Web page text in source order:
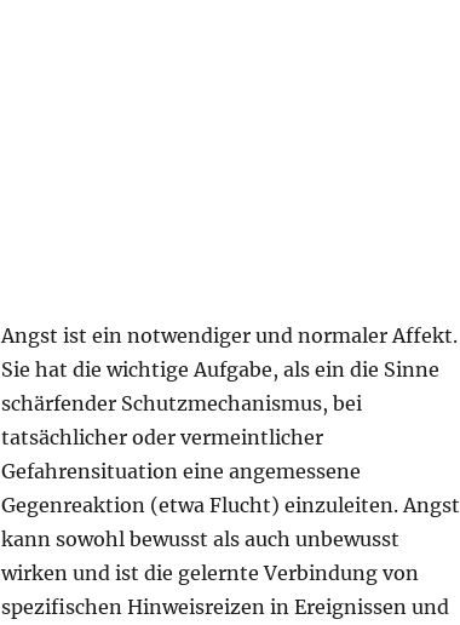
Angst ist ein notwendiger und normaler Affekt.
Sie hat die wichtige Aufgabe, als ein die Sinne
schärfender Schutzmechanismus, bei
tatsächlicher oder vermeintlicher
Gefahrensituation eine angemessene
Gegenreaktion (etwa Flucht) einzuleiten. Angst
kann sowohl bewusst als auch unbewusst
wirken und ist die gelernte Verbindung von
spezifischen Hinweisreizen in Ereignissen und